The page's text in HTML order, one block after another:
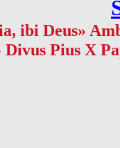
ibi Deus»
Divus Pius X